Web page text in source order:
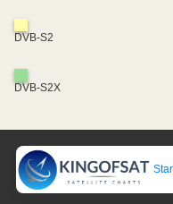
DVB-S2
DVB-S2X